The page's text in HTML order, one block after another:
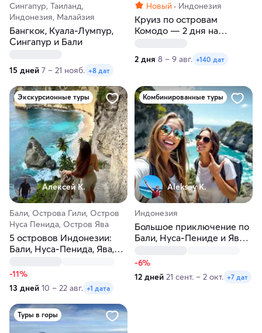
Сингапур, Таиланд,
Индонезия, Малайзия
Бангкок, Куала-Лумпур,
Сингапур и Бали
15 дней 7 – 21 нояб. +8 дат
Новый Индонезия
Круиз по островам
Комодо — 2 дня на
2 дня 8 – 9 авг. +140 дат
Экскурсионные туры
Алексей К.
Бали, Острова Гили, Остров
Нуса Пенида, Остров Ява
5 островов Индонезии:
Бали, Нуса-Пенида, Ява,
-11%
13 дней 10 – 22 авг. +1 дата
Комбинированные туры
Aleksey K.
Индонезия
Большое приключение по
Бали, Нуса-Пениде и Яве с
-6%
12 дней 21 сент. – 2 окт. +7 дат
Туры в горы